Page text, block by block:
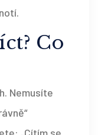
Co
Nemusíte